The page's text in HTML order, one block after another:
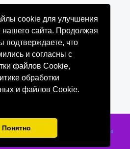
cookie для улучшения
нашего сайта. Продолжая
подтверждаете, что
и согласны с
файлов Cookie,
обработки
и файлов Cookie.
Понятно
Санкт-Петербург, 2018-2026 гг.
Публичная
оферта